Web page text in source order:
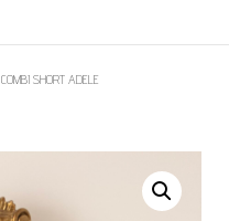
COMBI SHORT ADELE